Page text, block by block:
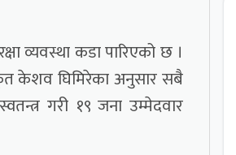
व्यवस्था कडा पारिएको छ ।
केशव घिमिरेका अनुसार सबै
गरी १९ जना उम्मेदवार